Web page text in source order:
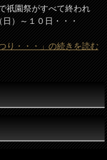
祇園祭がすべて終われ
日）～１０日・・・
り・・・」の続きを読む